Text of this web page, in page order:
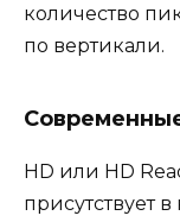
количество
по вертикали.
HD или HD
присутствует